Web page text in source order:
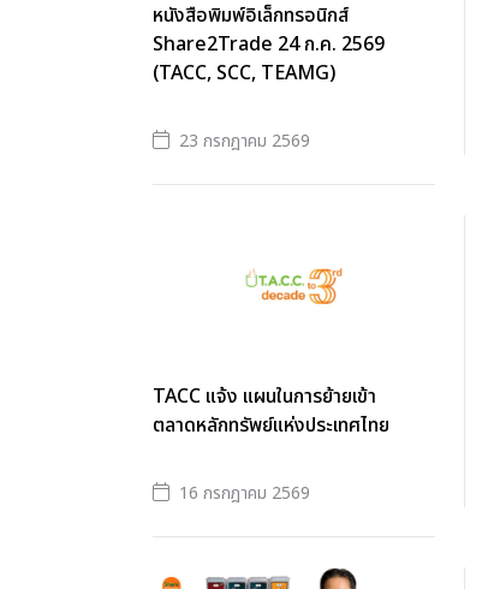
หนังสือพิมพ์อิเล็กทรอนิกส์
Share2Trade 24 ก.ค. 2569
(TACC, SCC, TEAMG)
23 กรกฎาคม 2569
TACC แจ้ง แผนในการย้ายเข้า
ตลาดหลักทรัพย์แห่งประเทศไทย
16 กรกฎาคม 2569